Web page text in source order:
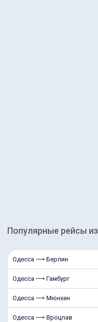
Популярные рейсы из
Одесса ⟶ Берлин
Одесса ⟶ Гамбург
Одесса ⟶ Мюнхен
Одесса ⟶ Вроцлав